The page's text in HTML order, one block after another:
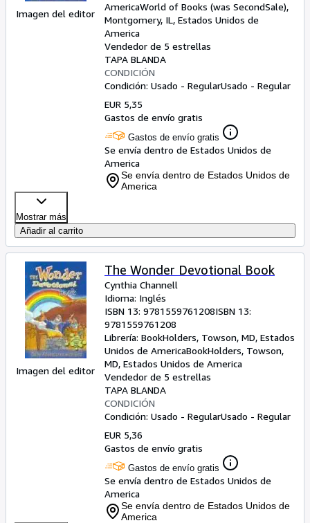
Imagen del editor
AmericaWorld of Books (was SecondSale),
Montgomery, IL, Estados Unidos de
America
Vendedor de 5 estrellas
TAPA BLANDA
CONDICIÓN
Condición: Usado - RegularUsado - Regular
EUR 5,35
Gastos de envío gratis
Gastos de envío gratis
Se envía dentro de Estados Unidos de
America
Se envía dentro de Estados Unidos de
America
Mostrar más
Añadir al carrito
Imagen del editor
The Wonder Devotional Book
Cynthia Channell
Idioma: Inglés
ISBN 13: 9781559761208ISBN 13:
9781559761208
Librería: BookHolders, Towson, MD, Estados
Unidos de AmericaBookHolders, Towson,
MD, Estados Unidos de America
Vendedor de 5 estrellas
TAPA BLANDA
CONDICIÓN
Condición: Usado - RegularUsado - Regular
EUR 5,36
Gastos de envío gratis
Gastos de envío gratis
Se envía dentro de Estados Unidos de
America
Se envía dentro de Estados Unidos de
America